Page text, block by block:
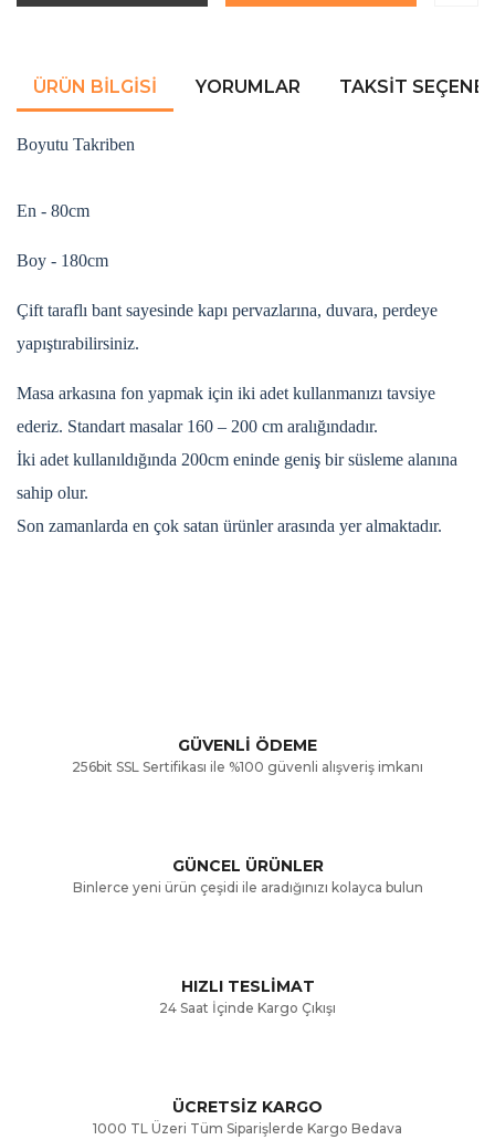
ÜRÜN BILGISI YORUMLAR TAKSIT
Boyutu Takriben
En - 80cm
Boy - 180cm
Çift taraflı bant sayesinde kapı pervazlarına, duvara, perdeye
yapıştırabilirsiniz.
Masa arkasına fon yapmak için iki adet kullanmanızı tavsiye
ederiz. Standart masalar 160 – 200 cm aralığındadır.
İki adet kullanıldığında 200cm eninde geniş bir süsleme alanına
sahip olur.
Son zamanlarda en çok satan ürünler arasında yer almaktadır.
Ürün resmi kalitesiz, bozuk veya görüntülenemiyor.
Ürün bilgilerinde hatalar bulunuyor.
Gönder
GÜVENLİ ÖDEME
256bit SSL Sertifikası ile %100 güvenli alışveriş imkanı
GÜNCEL ÜRÜNLER
Binlerce yeni ürün çeşidi ile aradığınızı kolayca bulun
HIZLI TESLİMAT
24 Saat İçinde Kargo Çıkışı
ÜCRETSİZ KARGO
1000 TL Üzeri Tüm Siparişlerde Kargo Bedava